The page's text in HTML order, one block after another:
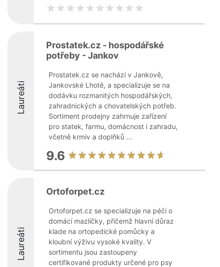
Laureáti
Prostatek.cz - hospodářské
potřeby - Jankov
Prostatek.cz se nachází v Jankově,
Jankovské Lhotě, a specializuje se na
dodávku rozmanitých hospodářských,
zahradnických a chovatelských potřeb.
Sortiment prodejny zahrnuje zařízení
pro statek, farmu, domácnost i zahradu,
včetně krmiv a doplňků ...
9.6
Laureáti
Ortoforpet.cz
Ortoforpet.cz se specializuje na péči o
domácí mazlíčky, přičemž hlavní důraz
klade na ortopedické pomůcky a
kloubní výživu vysoké kvality. V
sortimentu jsou zastoupeny
certifikované produkty určené pro psy